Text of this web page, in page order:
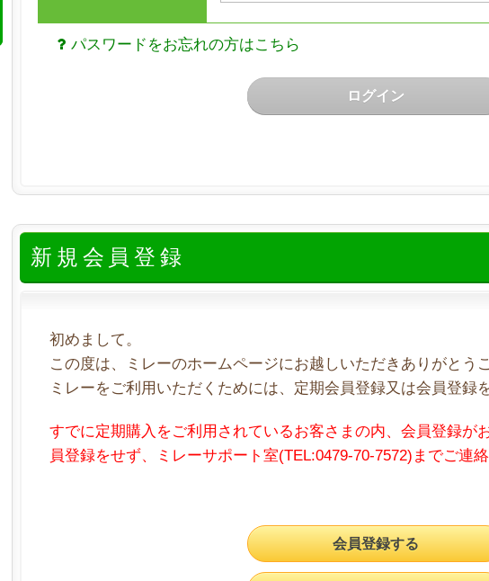
パスワードをお忘れの方はこちら
ログイン
新規会員登録
初めまして。
この度は、ミレーのホームページにお越しいただきありがとう
ミレーをご利用いただくためには、定期会員登録又は会員登録
すでに定期購入をご利用されているお客さまの内、会員登録が
員登録をせず、ミレーサポート室(TEL:0479-70-7572)までご連絡
会員登録する